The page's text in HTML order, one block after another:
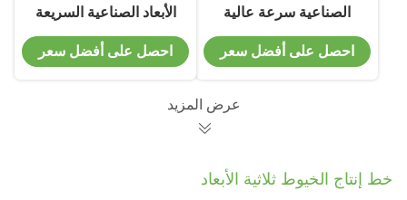
الصناعية سرعة عالية
T3040 0.4mm قطر
احصل على أفضل سعر
الأبعاد الصناعية السريعة
مع قطر 0.4 ملم
احصل على أفضل سعر
عرض المزيد
خط إنتاج الخيوط ثلاثية الأبعاد